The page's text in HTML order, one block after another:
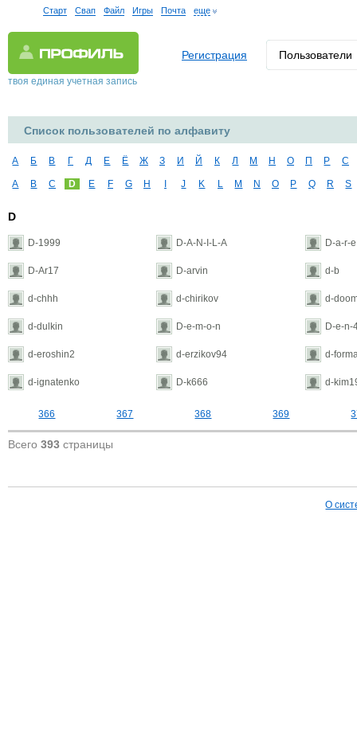
Старт Свап Файл Игры Почта еще
твоя единая учетная запись
Регистрация Пользователи
Список пользователей по алфавиту
А Б В Г Д Е Ё Ж З И Й К Л М Н О П Р С
A B C D E F G H J K L M N O P Q R S
D
D-1999 D-A-N-I-L-A D-a-r-e
D-Ar17 D-arvin d-b
d-chhh d-chirikov d-
d-dulkin D-e-m-o-n D-e-n-
d-eroshin2 d-erzikov94 d-
d-ignatenko D-k666 d-
366 367 368 369
Всего 393 страницы
О